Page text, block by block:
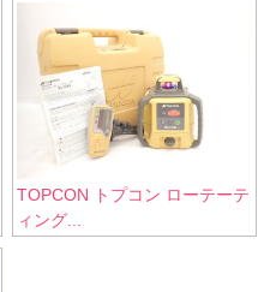
TOPCON トプコン ローテーテ
ィング...